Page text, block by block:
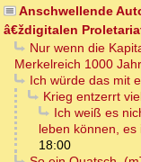
Anschwellende
â€ždigitalen
Nur wenn die
Merkelreich 1000
Ich würde das mit
Krieg entzerrt
Ich weiß es
leben können, es
18:00